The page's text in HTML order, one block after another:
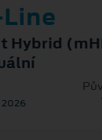
Hybrid